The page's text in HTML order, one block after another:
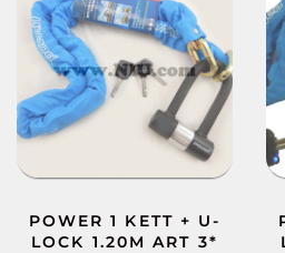
POWER 1 KETT + U-
LOCK 1.20M ART 3*